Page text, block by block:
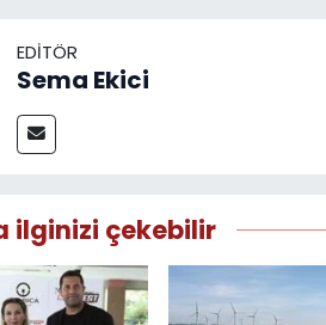
EDITÖR
Sema Ekici
ilginizi çekebilir